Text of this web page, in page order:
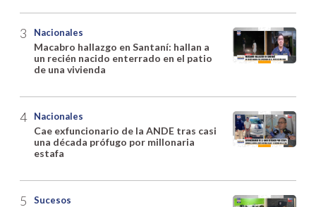
Nacionales
Macabro hallazgo en Santaní: hallan a
un recién nacido enterrado en el patio
de una vivienda
Nacionales
Cae exfuncionario de la ANDE tras casi
una década prófugo por millonaria
estafa
Sucesos